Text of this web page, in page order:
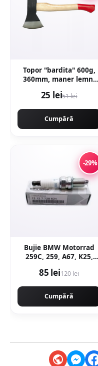
Topor "bardita" 600g,
360mm, maner lemn,
Tec MX435
25 lei51 lei
Cumpără
-29%
Bujie BMW Motorrad
259C, 259, A67, K25,
R21, R22, R28
85 lei120 lei
Cumpără